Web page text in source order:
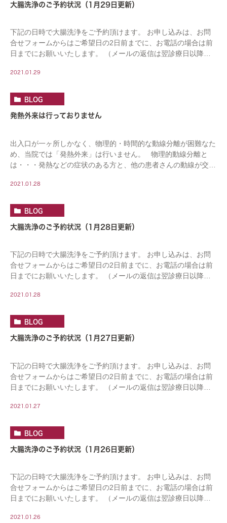
大腸洗浄のご予約状況（1月29日更新）
下記の日時で大腸洗浄をご予約頂けます。 お申し込みは、お問
合せフォームからはご希望日の2日前までに、お電話の場合は前
日までにお願いいたします。 （メールの返信は翌診療日以降に
2021.01.29
BLOG
発熱外来は行っておりません
出入口が一ヶ所しかなく、物理的・時間的な動線分離が困難なた
め、当院では「発熱外来」は行いません。 物理的動線分離と
は・・・発熱などの症状のある方と、他の患者さんの動線が交わ
2021.01.28
BLOG
大腸洗浄のご予約状況（1月28日更新）
下記の日時で大腸洗浄をご予約頂けます。 お申し込みは、お問
合せフォームからはご希望日の2日前までに、お電話の場合は前
日までにお願いいたします。 （メールの返信は翌診療日以降に
2021.01.28
BLOG
大腸洗浄のご予約状況（1月27日更新）
下記の日時で大腸洗浄をご予約頂けます。 お申し込みは、お問
合せフォームからはご希望日の2日前までに、お電話の場合は前
日までにお願いいたします。 （メールの返信は翌診療日以降に
2021.01.27
BLOG
大腸洗浄のご予約状況（1月26日更新）
下記の日時で大腸洗浄をご予約頂けます。 お申し込みは、お問
合せフォームからはご希望日の2日前までに、お電話の場合は前
日までにお願いいたします。 （メールの返信は翌診療日以降に
2021.01.26